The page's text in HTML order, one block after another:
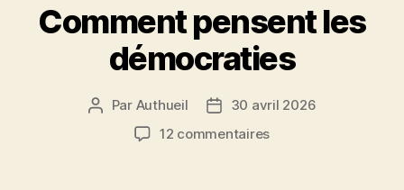
Comment pensent les
démocraties
Auteur
l’article
Par Authueil
Date30 avril 2026
12 commentairessur